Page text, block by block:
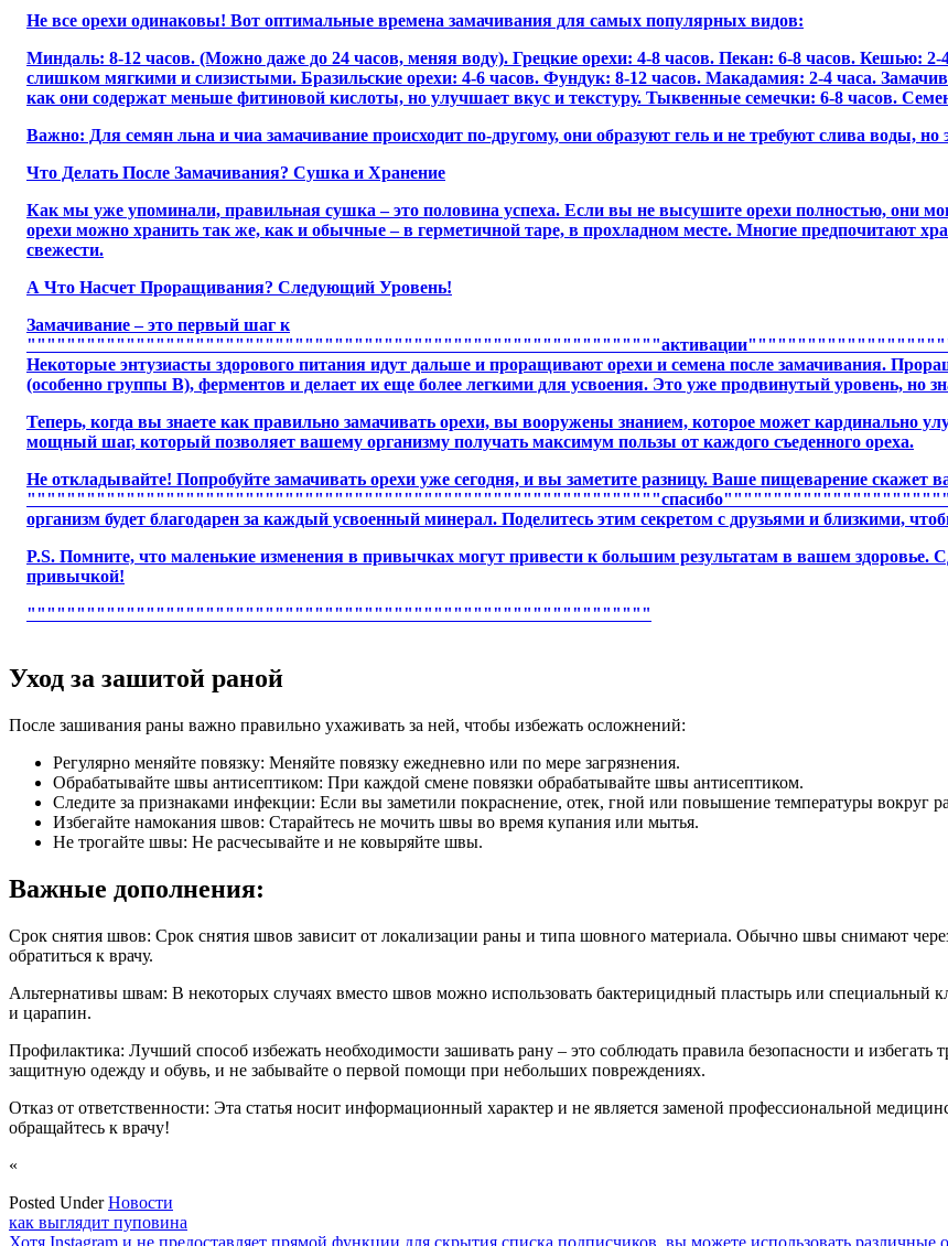
Не все орехи одинаковы! Вот оптимальные времена замачивания для самых популярных видов:
Миндаль: 8-12 часов. (Можно даже до 24 часов, меняя воду). Грецкие орехи: 4-8 часов. Пекан: 6-8 часов. Кешью:
слишком мягкими и слизистыми. Бразильские орехи: 4-6 часов. Фундук: 8-12 часов. Макадамия: 2-4 часа.
как они содержат меньше фитиновой кислоты, но улучшает вкус и текстуру. Тыквенные семечки: 6-8 часов.
Важно: Для семян льна и чиа замачивание происходит по-другому, они образуют гель и не требуют слива воды, но
Что Делать После Замачивания? Сушка и Хранение
Как мы уже упоминали, правильная сушка – это половина успеха. Если вы не высушите орехи полностью, они
орехи можно хранить так же, как и обычные – в герметичной таре, в прохладном месте. Многие предпочитают
свежести.
А Что Насчет Проращивания? Следующий Уровень!
Замачивание – это первый шаг к
Некоторые энтузиасты здорового питания идут дальше и проращивают орехи и семена после замачивания.
(особенно группы В), ферментов и делает их еще более легкими для усвоения. Это уже продвинутый уровень, но
Теперь, когда вы знаете как правильно замачивать орехи, вы вооружены знанием, которое может кардинально
мощный шаг, который позволяет вашему организму получать максимум пользы от каждого съеденного ореха.
Не откладывайте! Попробуйте замачивать орехи уже сегодня, и вы заметите разницу. Ваше пищеварение скажет
организм будет благодарен за каждый усвоенный минерал. Поделитесь этим секретом с друзьями и близкими,
P.S. Помните, что маленькие изменения в привычках могут привести к большим результатам в вашем здоровье.
привычкой!
"""""""""""""""""""""""""""""""""""""""""""""""""""""""""""""""
Уход за зашитой раной
После зашивания раны важно правильно ухаживать за ней, чтобы избежать осложнений:
Регулярно меняйте повязку: Меняйте повязку ежедневно или по мере загрязнения.
Обрабатывайте швы антисептиком: При каждой смене повязки обрабатывайте швы антисептиком.
Следите за признаками инфекции: Если вы заметили покраснение, отек, гной или повышение температуры вокруг
Избегайте намокания швов: Старайтесь не мочить швы во время купания или мытья.
Не трогайте швы: Не расчесывайте и не ковыряйте швы.
Важные дополнения:
Срок снятия швов: Срок снятия швов зависит от локализации раны и типа шовного материала. Обычно швы снимают
обратиться к врачу.
Альтернативы швам: В некоторых случаях вместо швов можно использовать бактерицидный пластырь или специальный
и царапин.
Профилактика: Лучший способ избежать необходимости зашивать рану – это соблюдать правила безопасности и
защитную одежду и обувь, и не забывайте о первой помощи при небольших повреждениях.
Отказ от ответственности: Эта статья носит информационный характер и не является заменой профессиональной
обращайтесь к врачу!
«
Posted UnderНовости
Навигация
как выглядит пуповина
Хотя Instagram и не предоставляет прямой функции для скрытия списка подписчиков, вы можете использовать